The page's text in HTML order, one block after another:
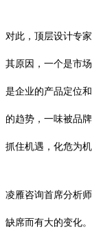
对此，顶层设计专
其原因，一个是市
是企业的产品定位
的趋势，一味被品
抓住机遇，化危为机
凌雁咨询首席分析
缺席而有大的变化